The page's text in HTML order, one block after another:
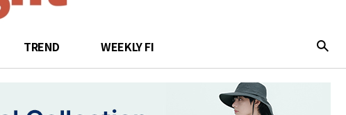
TREND WEEKLY FI